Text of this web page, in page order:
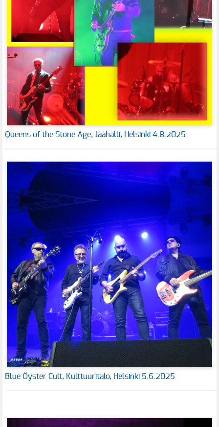
Queens of the Stone Age, Jäähalli, Helsinki 4.8.2025
Blue Öyster Cult, Kulttuuritalo, Helsinki 5.6.2025